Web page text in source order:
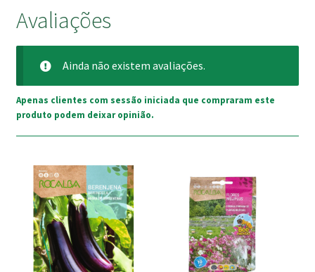
Avaliações
Ainda não existem avaliações.
Apenas clientes com sessão iniciada que compraram este
produto podem deixar opinião.